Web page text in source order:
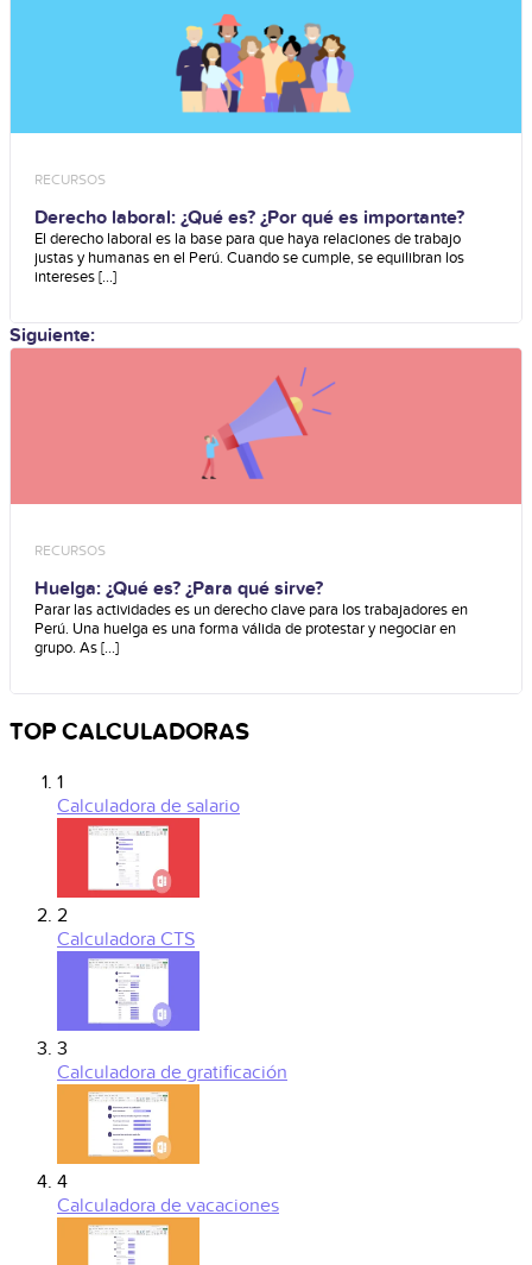
RECURSOS
Derecho laboral: ¿Qué es? ¿Por qué es importante?
El derecho laboral es la base para que haya relaciones de trabajo
justas y humanas en el Perú. Cuando se cumple, se equilibran los
intereses [...]
Siguiente:
RECURSOS
Huelga: ¿Qué es? ¿Para qué sirve?
Parar las actividades es un derecho clave para los trabajadores en
Perú. Una huelga es una forma válida de protestar y negociar en
grupo. As [...]
TOP CALCULADORAS
1
Calculadora de salario
2
Calculadora CTS
3
Calculadora de gratificación
4
Calculadora de vacaciones